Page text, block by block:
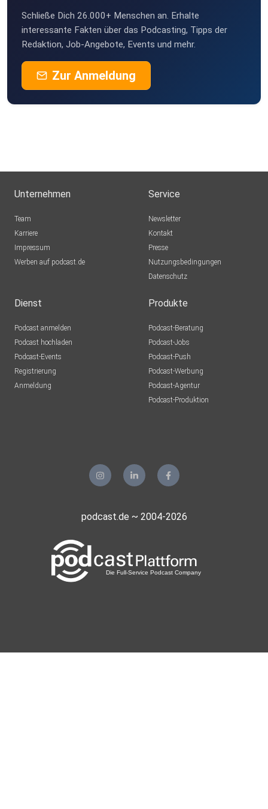
Schließe Dich 26.000+ Menschen an. Erhalte
interessante Fakten über das Podcasting, Tipps der
Redaktion, Job-Angebote, Events und mehr.
Zur Anmeldung
Unternehmen
Team
Karriere
Impressum
Werben auf podcast.de
Service
Newsletter
Kontakt
Presse
Nutzungsbedingungen
Datenschutz
Dienst
Podcast anmelden
Podcast hochladen
Podcast-Events
Registrierung
Anmeldung
Produkte
Podcast-Beratung
Podcast-Jobs
Podcast-Push
Podcast-Werbung
Podcast-Agentur
Podcast-Produktion
podcast.de ~ 2004-2026